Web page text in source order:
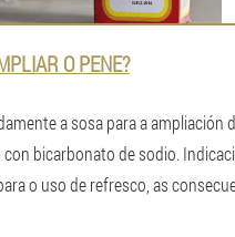
O PENE?
a sosa para a ampliación
con bicarbonato de sodio.
o uso de refresco, as